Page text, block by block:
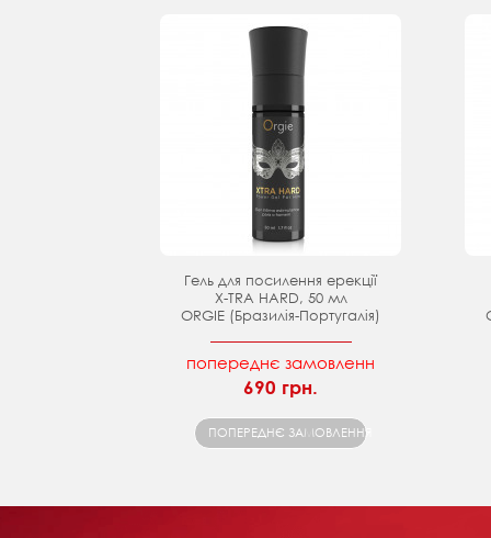
Гель для посилення ерекції
X-TRA HARD, 50 мл
ORGIE (Бразилія-Португалія)
попереднє замовленн
690 грн.
ПОПЕРЕДНЄ ЗАМОВЛЕННЯ